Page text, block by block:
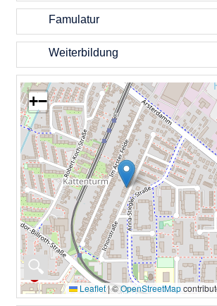
Famulatur
Weiterbildung
🔍
+−
Leaflet|©OpenStreetMap